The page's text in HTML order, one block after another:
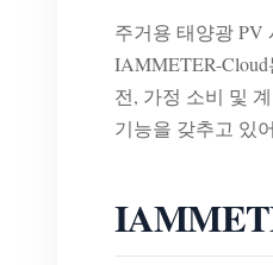
주거용 태양광 PV
IAMMETER-
전, 가정 소비 및
기능을 갖추고 있